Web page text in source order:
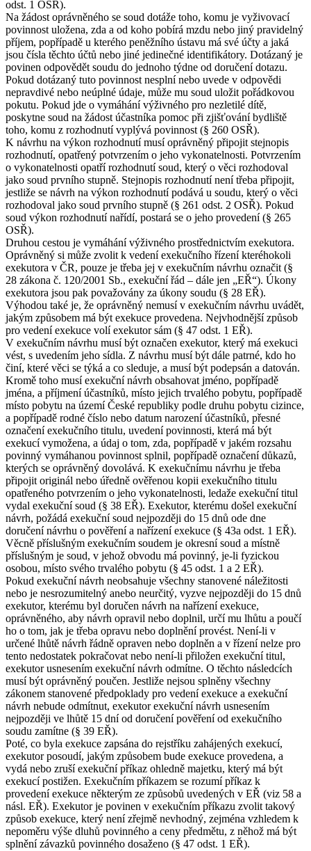
odst. 1 OSŘ).
Na žádost oprávněného se soud dotáže toho, komu je vyživovací
povinnost uložena, zda a od koho pobírá mzdu nebo jiný pravidelný
příjem, popřípadě u kterého peněžního ústavu má své účty a jaká
jsou čísla těchto účtů nebo jiné jedinečné identifikátory. Dotázaný je
povinen odpovědět soudu do jednoho týdne od doručení dotazu.
Pokud dotázaný tuto povinnost nesplní nebo uvede v odpovědi
nepravdivé nebo neúplné údaje, může mu soud uložit pořádkovou
pokutu. Pokud jde o vymáhání výživného pro nezletilé dítě,
poskytne soud na žádost účastníka pomoc při zjišťování bydliště
toho, komu z rozhodnutí vyplývá povinnost (§ 260 OSŘ).
K návrhu na výkon rozhodnutí musí oprávněný připojit stejnopis
rozhodnutí, opatřený potvrzením o jeho vykonatelnosti. Potvrzením
o vykonatelnosti opatří rozhodnutí soud, který o věci rozhodoval
jako soud prvního stupně. Stejnopis rozhodnutí není třeba připojit,
jestliže se návrh na výkon rozhodnutí podává u soudu, který o věci
rozhodoval jako soud prvního stupně (§ 261 odst. 2 OSŘ). Pokud
soud výkon rozhodnutí nařídí, postará se o jeho provedení (§ 265
OSŘ).
Druhou cestou je vymáhání výživného prostřednictvím exekutora.
Oprávněný si může zvolit k vedení exekučního řízení kteréhokoli
exekutora v ČR, pouze je třeba jej v exekučním návrhu označit (§
28 zákona č. 120/2001 Sb., exekuční řád – dále jen „EŘ“). Úkony
exekutora jsou pak považovány za úkony soudu (§ 28 EŘ).
Výhodou také je, že oprávněný nemusí v exekučním návrhu uvádět,
jakým způsobem má být exekuce provedena. Nejvhodnější způsob
pro vedení exekuce volí exekutor sám (§ 47 odst. 1 EŘ).
V exekučním návrhu musí být označen exekutor, který má exekuci
vést, s uvedením jeho sídla. Z návrhu musí být dále patrné, kdo ho
činí, které věci se týká a co sleduje, a musí být podepsán a datován.
Kromě toho musí exekuční návrh obsahovat jméno, popřípadě
jména, a příjmení účastníků, místo jejich trvalého pobytu, popřípadě
místo pobytu na území České republiky podle druhu pobytu cizince,
a popřípadě rodné číslo nebo datum narození účastníků, přesné
označení exekučního titulu, uvedení povinnosti, která má být
exekucí vymožena, a údaj o tom, zda, popřípadě v jakém rozsahu
povinný vymáhanou povinnost splnil, popřípadě označení důkazů,
kterých se oprávněný dovolává. K exekučnímu návrhu je třeba
připojit originál nebo úředně ověřenou kopii exekučního titulu
opatřeného potvrzením o jeho vykonatelnosti, ledaže exekuční titul
vydal exekuční soud (§ 38 EŘ). Exekutor, kterému došel exekuční
návrh, požádá exekuční soud nejpozději do 15 dnů ode dne
doručení návrhu o pověření a nařízení exekuce (§ 43a odst. 1 EŘ).
Věcně příslušným exekučním soudem je okresní soud a místně
příslušným je soud, v jehož obvodu má povinný, je-li fyzickou
osobou, místo svého trvalého pobytu (§ 45 odst. 1 a 2 EŘ).
Pokud exekuční návrh neobsahuje všechny stanovené náležitosti
nebo je nesrozumitelný anebo neurčitý, vyzve nejpozději do 15 dnů
exekutor, kterému byl doručen návrh na nařízení exekuce,
oprávněného, aby návrh opravil nebo doplnil, určí mu lhůtu a poučí
ho o tom, jak je třeba opravu nebo doplnění provést. Není-li v
určené lhůtě návrh řádně opraven nebo doplněn a v řízení nelze pro
tento nedostatek pokračovat nebo není-li přiložen exekuční titul,
exekutor usnesením exekuční návrh odmítne. O těchto následcích
musí být oprávněný poučen. Jestliže nejsou splněny všechny
zákonem stanovené předpoklady pro vedení exekuce a exekuční
návrh nebude odmítnut, exekutor exekuční návrh usnesením
nejpozději ve lhůtě 15 dní od doručení pověření od exekučního
soudu zamítne (§ 39 EŘ).
Poté, co byla exekuce zapsána do rejstříku zahájených exekucí,
exekutor posoudí, jakým způsobem bude exekuce provedena, a
vydá nebo zruší exekuční příkaz ohledně majetku, který má být
exekucí postižen. Exekučním příkazem se rozumí příkaz k
provedení exekuce některým ze způsobů uvedených v EŘ (viz 58 a
násl. EŘ). Exekutor je povinen v exekučním příkazu zvolit takový
způsob exekuce, který není zřejmě nevhodný, zejména vzhledem k
nepoměru výše dluhů povinného a ceny předmětu, z něhož má být
splnění závazků povinného dosaženo (§ 47 odst. 1 EŘ).